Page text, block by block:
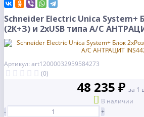
Schneider Electric Unica System+
(2К+З) и 2хUSB типа A/C
Артикул: art12000032959584273
(0)
48 235 ₽ за 1
В наличии
-
+